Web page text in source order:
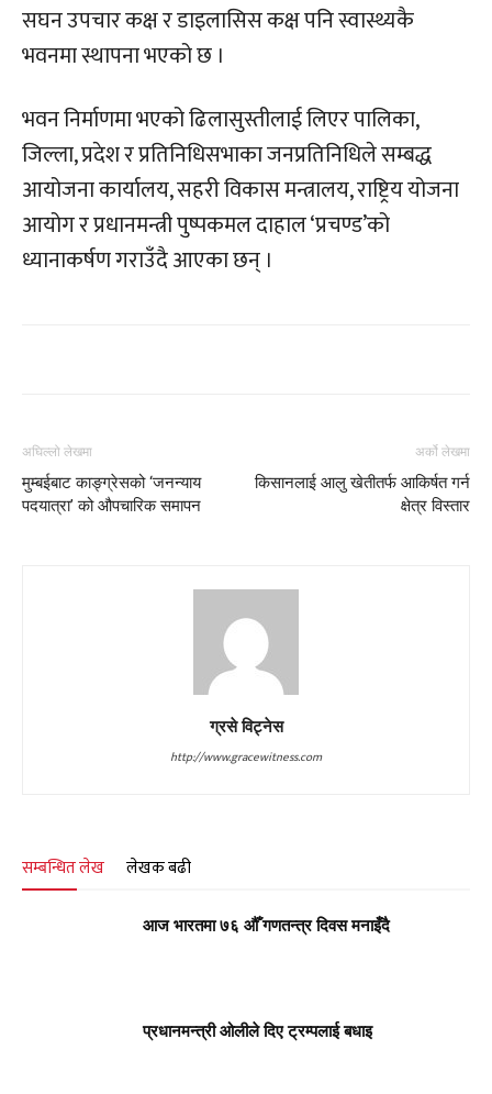
सघन उपचार कक्ष र डाइलासिस कक्ष पनि स्वास्थ्यकै
भवनमा स्थापना भएको छ ।
भवन निर्माणमा भएको ढिलासुस्तीलाई लिएर पालिका,
जिल्ला, प्रदेश र प्रतिनिधिसभाका जनप्रतिनिधिले सम्बद्ध
आयोजना कार्यालय, सहरी विकास मन्त्रालय, राष्ट्रिय योजना
आयोग र प्रधानमन्त्री पुष्पकमल दाहाल ‘प्रचण्ड’को
ध्यानाकर्षण गराउँदै आएका छन् ।
अघिल्लो लेखमा
मुम्बईबाट काङ्ग्रेसको ‘जनन्याय
पदयात्रा’ को औपचारिक समापन
अर्को लेखमा
किसानलाई आलु खेतीतर्फ आकिर्षत गर्न
क्षेत्र विस्तार
ग्रसे विट्नेस
http://www.gracewitness.com
सम्बन्धित लेख लेखक बढी
आज भारतमा ७६ औँ गणतन्त्र दिवस मनाइँदै
प्रधानमन्त्री ओलीले दिए ट्रम्पलाई बधाइ